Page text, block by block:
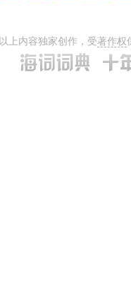
以上内容独家创作，受著作权